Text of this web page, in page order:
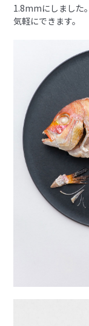
1.8mmにしました
気軽にできます。